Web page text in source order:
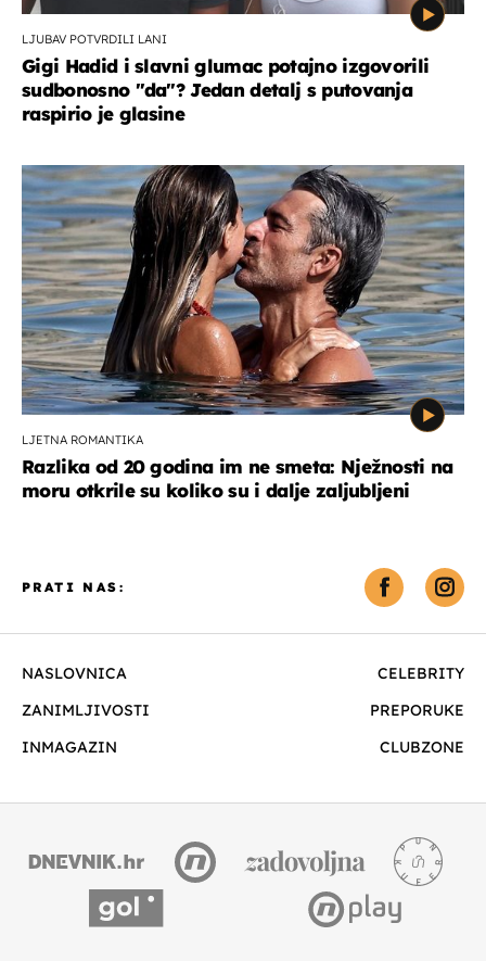
LJUBAV POTVRDILI LANI
Gigi Hadid i slavni glumac potajno izgovorili
sudbonosno "da"? Jedan detalj s putovanja
raspirio je glasine
LJETNA ROMANTIKA
Razlika od 20 godina im ne smeta: Nježnosti na
moru otkrile su koliko su i dalje zaljubljeni
NASLOVNICA
CELEBRITY
ZANIMLJIVOSTI
PREPORUKE
INMAGAZIN
CLUBZONE
PRATI NAS: